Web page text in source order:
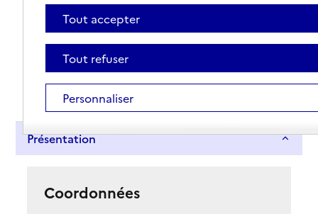
Tout déplier
Présentation
Coordonnées
Tout accepter
Tout refuser
Personnaliser